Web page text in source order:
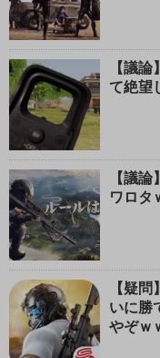
【議
て絶望
【議
ワロタ
【疑
いに勝
やぞｗ